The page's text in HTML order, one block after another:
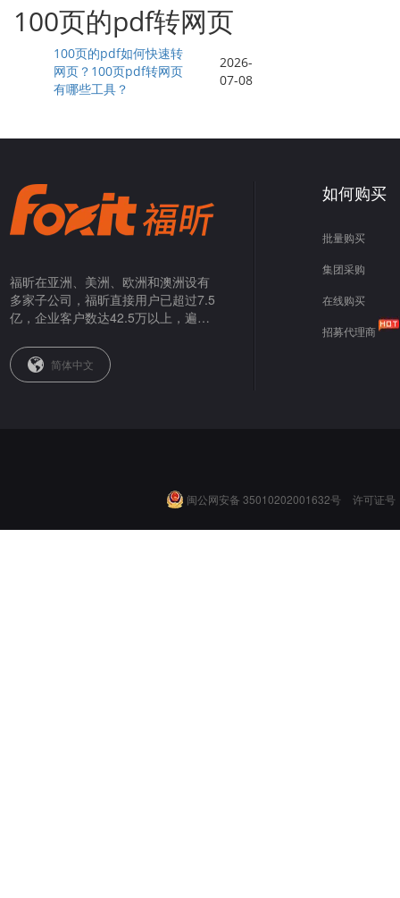
100页的pdf转网页
100页的pdf如何快速转
网页？100页pdf转网页
有哪些工具？
2026-
07-08
福昕在亚洲、美洲、欧洲和澳洲设有
多家子公司，福昕直接用户已超过7.5
亿，企业客户数达42.5万以上，遍布
简体中文
如何购买
批量购买
集团采购
在线购买
招募代理商
闽公网安备 35010202001632号 许可证号